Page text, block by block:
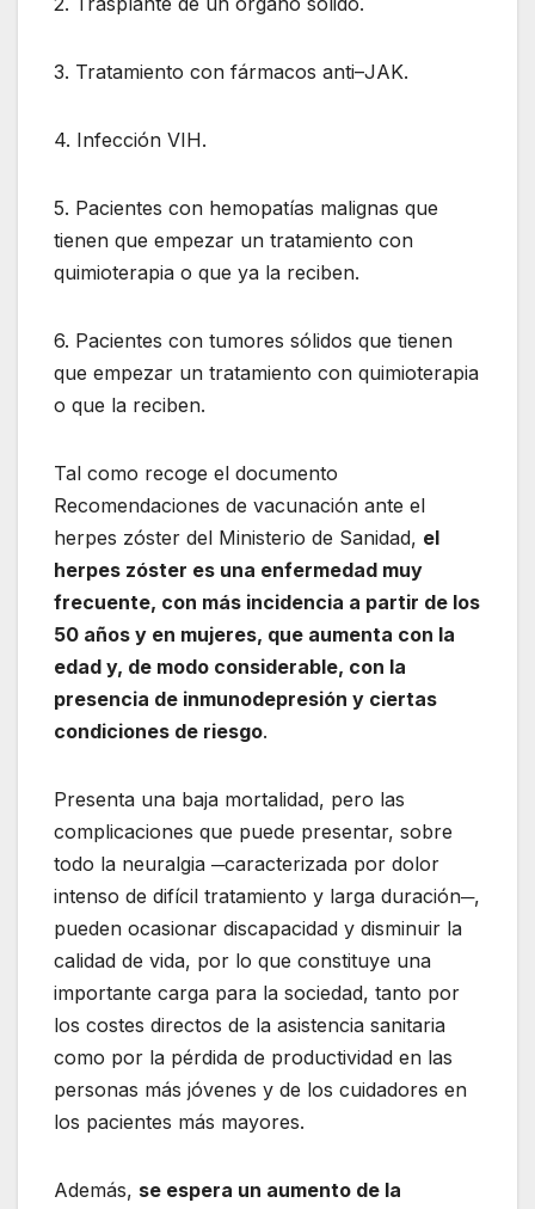
3. Tratamiento con fármacos anti–JAK.
4. Infección VIH.
5. Pacientes con hemopatías malignas que
tienen que empezar un tratamiento con
quimioterapia o que ya la reciben.
6. Pacientes con tumores sólidos que tienen
que empezar un tratamiento con quimioterapia
o que la reciben.
Tal como recoge el documento
Recomendaciones de vacunación ante el
herpes zóster del Ministerio de Sanidad, el
herpes zóster es una enfermedad muy
frecuente, con más incidencia a partir de los
50 años y en mujeres, que aumenta con la
edad y, de modo considerable, con la
presencia de inmunodepresión y ciertas
condiciones de riesgo.
Presenta una baja mortalidad, pero las
complicaciones que puede presentar, sobre
todo la neuralgia ─caracterizada por dolor
intenso de difícil tratamiento y larga duración─,
pueden ocasionar discapacidad y disminuir la
calidad de vida, por lo que constituye una
importante carga para la sociedad, tanto por
los costes directos de la asistencia sanitaria
como por la pérdida de productividad en las
personas más jóvenes y de los cuidadores en
los pacientes más mayores.
Además, se espera un aumento de la